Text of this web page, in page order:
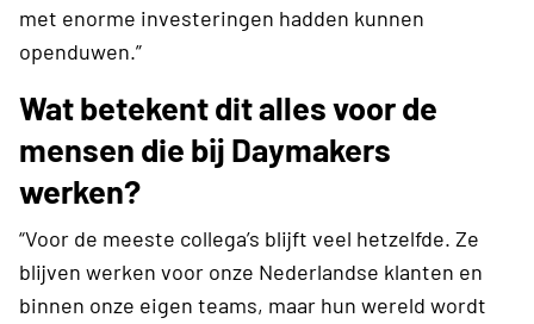
met enorme investeringen hadden kunnen
openduwen.”
Wat betekent dit alles voor de
mensen die bij Daymakers
werken?
“Voor de meeste collega’s blijft veel hetzelfde. Ze
blijven werken voor onze Nederlandse klanten en
binnen onze eigen teams, maar hun wereld wordt